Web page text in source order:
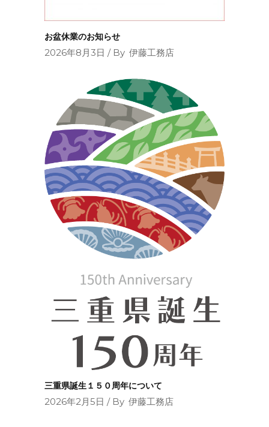
お盆休業のお知らせ
2026年8月3日 By 伊藤工務店
三重県誕生１５０周年について
2026年2月5日 By 伊藤工務店